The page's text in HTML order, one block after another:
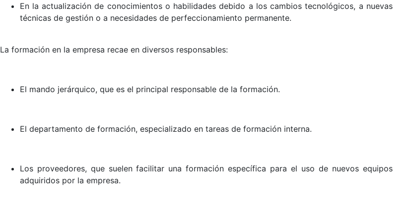
En la actualización de conocimientos o habilidades debido a los cambios tecnológicos, a nuevas
técnicas de gestión o a necesidades de perfeccionamiento permanente.
La formación en la empresa recae en diversos responsables:
El mando jerárquico, que es el principal responsable de la formación.
El departamento de formación, especializado en tareas de formación interna.
Los proveedores, que suelen facilitar una formación específica para el uso de nuevos equipos
adquiridos por la empresa.